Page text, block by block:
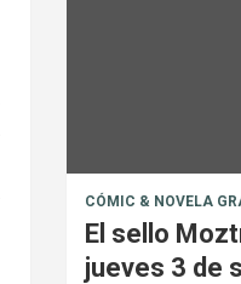
CÓMIC & NOVELA
El sello
jueves 3 de